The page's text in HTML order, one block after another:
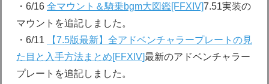
・6/16 全マウント＆騎乗bgm大図鑑[FFXIV]7.51実装の
マウントを追記しました。
・6/11
【7.5版最新】全アドベンチャラープレートの見
た目と入手方法まとめ[FFXIV]最新のアドベンチャラー
プレートを追記しました。